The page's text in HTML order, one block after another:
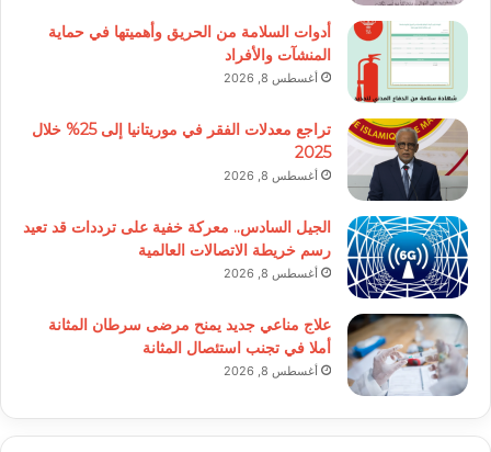
أدوات السلامة من الحريق وأهميتها في حماية
المنشآت والأفراد
أغسطس 8, 2026
تراجع معدلات الفقر في موريتانيا إلى 25% خلال
2025
أغسطس 8, 2026
الجيل السادس.. معركة خفية على ترددات قد تعيد
رسم خريطة الاتصالات العالمية
أغسطس 8, 2026
علاج مناعي جديد يمنح مرضى سرطان المثانة
أملا في تجنب استئصال المثانة
أغسطس 8, 2026